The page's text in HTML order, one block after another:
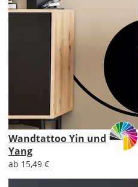
Wandtattoo Yin und
Yang
ab 15,49 €